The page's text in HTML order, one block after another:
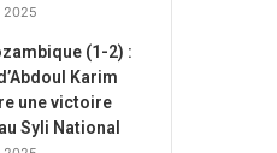
2025
(1-2) :
Karim
une victoire
Syli National